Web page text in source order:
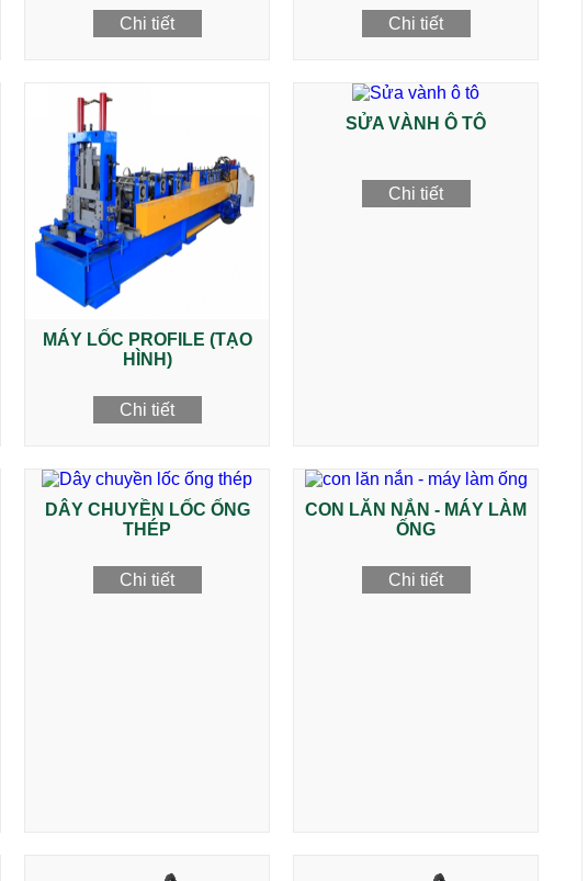
Chi tiết Chi tiết
MÁY LỐC PROFILE (TẠO
HÌNH)
Chi tiết
SỬA VÀNH Ô TÔ
Chi tiết
DÂY CHUYỀN LỐC ỐNG
THÉP
Chi tiết
CON LĂN NẮN - MÁY LÀM
ỐNG
Chi tiết